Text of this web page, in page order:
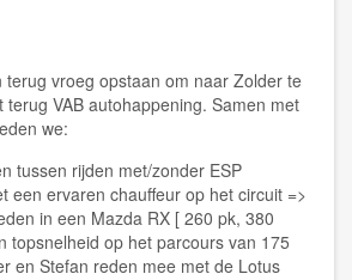
vroeg opstaan om naar Zolder te
terug VAB autohappening. Samen met
we:
tussen rijden met/zonder ESP
een ervaren chauffeur op het circuit =>
in een Mazda RX [ 260 pk, 380
topsnelheid op het parcours van 175
en Stefan reden mee met de Lotus